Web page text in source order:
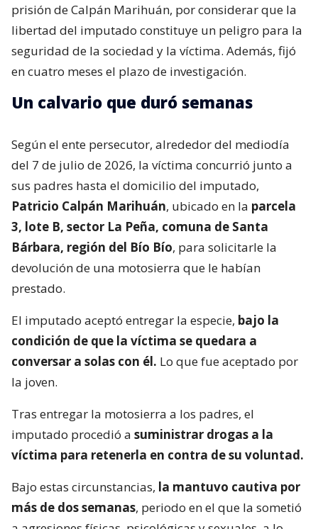
prisión de Calpán Marihuán, por considerar que la
libertad del imputado constituye un peligro para la
seguridad de la sociedad y la víctima. Además, fijó
en cuatro meses el plazo de investigación.
Un calvario que duró semanas
Según el ente persecutor, alrededor del mediodía
del 7 de julio de 2026, la víctima concurrió junto a
sus padres hasta el domicilio del imputado,
Patricio Calpán Marihuán, ubicado en la parcela
3, lote B, sector La Peña, comuna de Santa
Bárbara, región del Bío Bío, para solicitarle la
devolución de una motosierra que le habían
prestado.
El imputado aceptó entregar la especie, bajo la
condición de que la víctima se quedara a
conversar a solas con él. Lo que fue aceptado por
la joven.
Tras entregar la motosierra a los padres, el
imputado procedió a suministrar drogas a la
víctima para retenerla en contra de su voluntad.
Bajo estas circunstancias, la mantuvo cautiva por
más de dos semanas, periodo en el que la sometió